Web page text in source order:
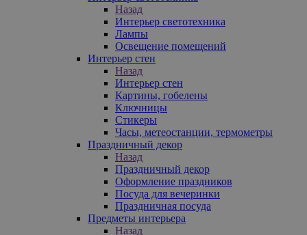
Назад
Интерьер светотехника
Лампы
Освещение помещений
Интерьер стен
Назад
Интерьер стен
Картины, гобелены
Ключницы
Стикеры
Часы, метеостанции, термометры
Праздничный декор
Назад
Праздничный декор
Оформление праздников
Посуда для вечеринки
Праздничная посуда
Предметы интерьера
Назад